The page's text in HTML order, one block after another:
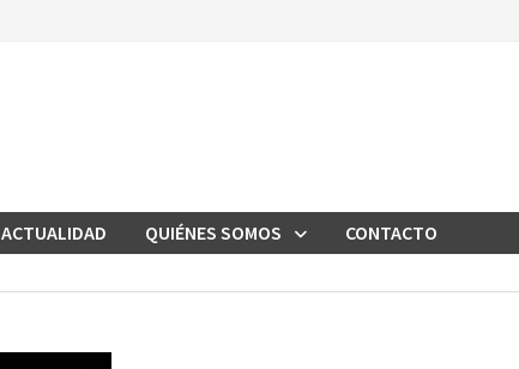
ACTUALIDAD QUIÉNES SOMOS CONTACTO